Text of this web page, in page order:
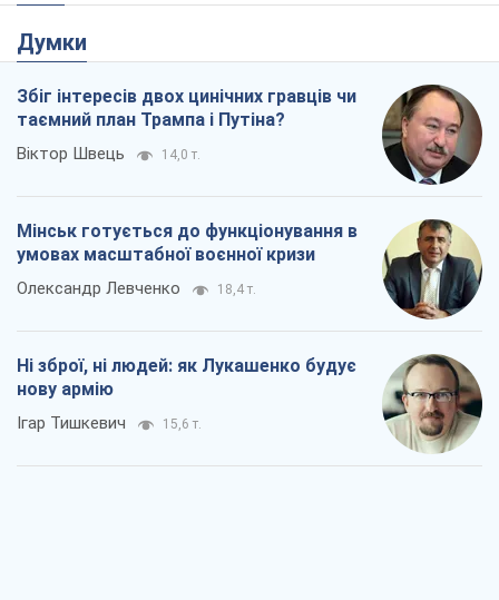
Думки
Збіг інтересів двох цинічних гравців чи
таємний план Трампа і Путіна?
Віктор Швець 14,0 т.
Мінськ готується до функціонування в
умовах масштабної воєнної кризи
Олександр Левченко 18,4 т.
Ні зброї, ні людей: як Лукашенко будує
нову армію
Ігар Тишкевич 15,6 т.